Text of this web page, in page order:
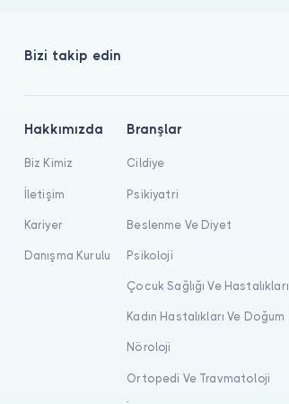
Bizi takip edin
Hakkımızda
Biz Kimiz
İletişim
Kariyer
Danışma Kurulu
Branşlar
Cildiye
Psikiyatri
Beslenme Ve Diyet
Psikoloji
Çocuk Sağlığı Ve Hastalıkları
Kadın Hastalıkları Ve Doğum
Nöroloji
Ortopedi Ve Travmatoloji